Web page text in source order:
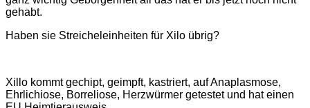
gehabt.
Haben sie Streicheleinheiten für Xilo übrig?
Xillo kommt gechipt, geimpft, kastriert, auf Anaplasmose,
Ehrlichiose, Borreliose, Herzwürmer getestet und hat einen